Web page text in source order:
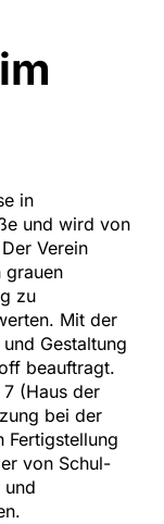
in
und wird von
Verein
grauen
zu
Mit der
Gestaltung
beauftragt.
(Haus der
bei der
Fertigstellung
von Schul-
und